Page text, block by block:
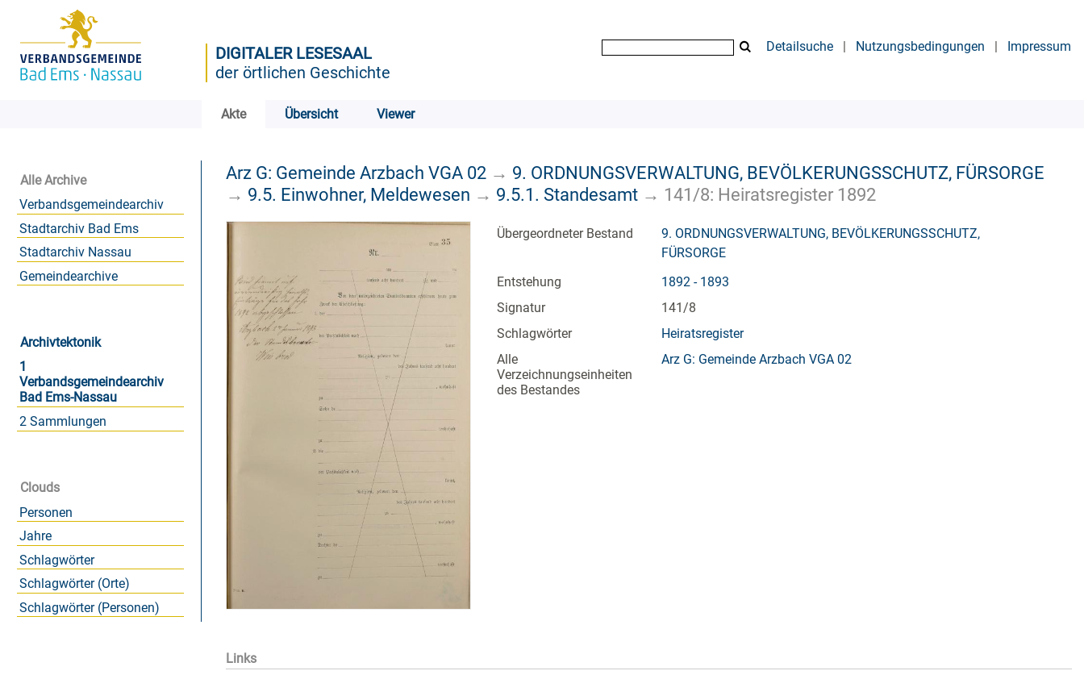
DIGITALER LESESAAL
der örtlichen Geschichte
Detailsuche | Nutzungsbedingungen | Impressum
Akte Übersicht Viewer
Alle Archive
Verbandsgemeindearchiv
Stadtarchiv Bad Ems
Stadtarchiv Nassau
Gemeindearchive
Archivtektonik
1
Verbandsgemeindearchiv
Bad Ems-Nassau
2 Sammlungen
Clouds
Personen
Jahre
Schlagwörter
Schlagwörter (Orte)
Schlagwörter (Personen)
Arz G: Gemeinde Arzbach VGA 02 → 9. ORDNUNGSVERWALTUNG, BEVÖLKERUNGSSCHUTZ, FÜRSORGE
→ 9.5. Einwohner, Meldewesen → 9.5.1. Standesamt → 141/8: Heiratsregister 1892
Übergeordneter Bestand
9. ORDNUNGSVERWALTUNG, BEVÖLKERUNGSSCHUTZ,
FÜRSORGE
Entstehung
1892 - 1893
Signatur
141/8
Schlagwörter
Heiratsregister
Alle
Verzeichnungseinheiten
des Bestandes
Arz G: Gemeinde Arzbach VGA 02
Links